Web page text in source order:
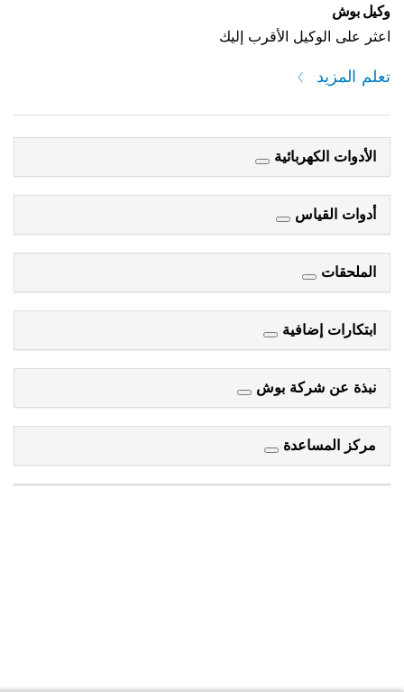
وكيل بوش
اعثر على الوكيل الأقرب إليك
تعلم المزيد
الأدوات الكهربائية
أدوات القياس
الملحقات
ابتكارات إضافية
نبذة عن شركة بوش
مركز المساعدة